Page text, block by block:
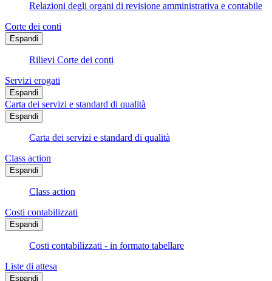
Relazioni degli organi di revisione amministrativa e contabile
Corte dei conti
Espandi
Rilievi Corte dei conti
Servizi erogati
Espandi
Carta dei servizi e standard di qualità
Espandi
Carta dei servizi e standard di qualità
Class action
Espandi
Class action
Costi contabilizzati
Espandi
Costi contabilizzati - in formato tabellare
Liste di attesa
Espandi